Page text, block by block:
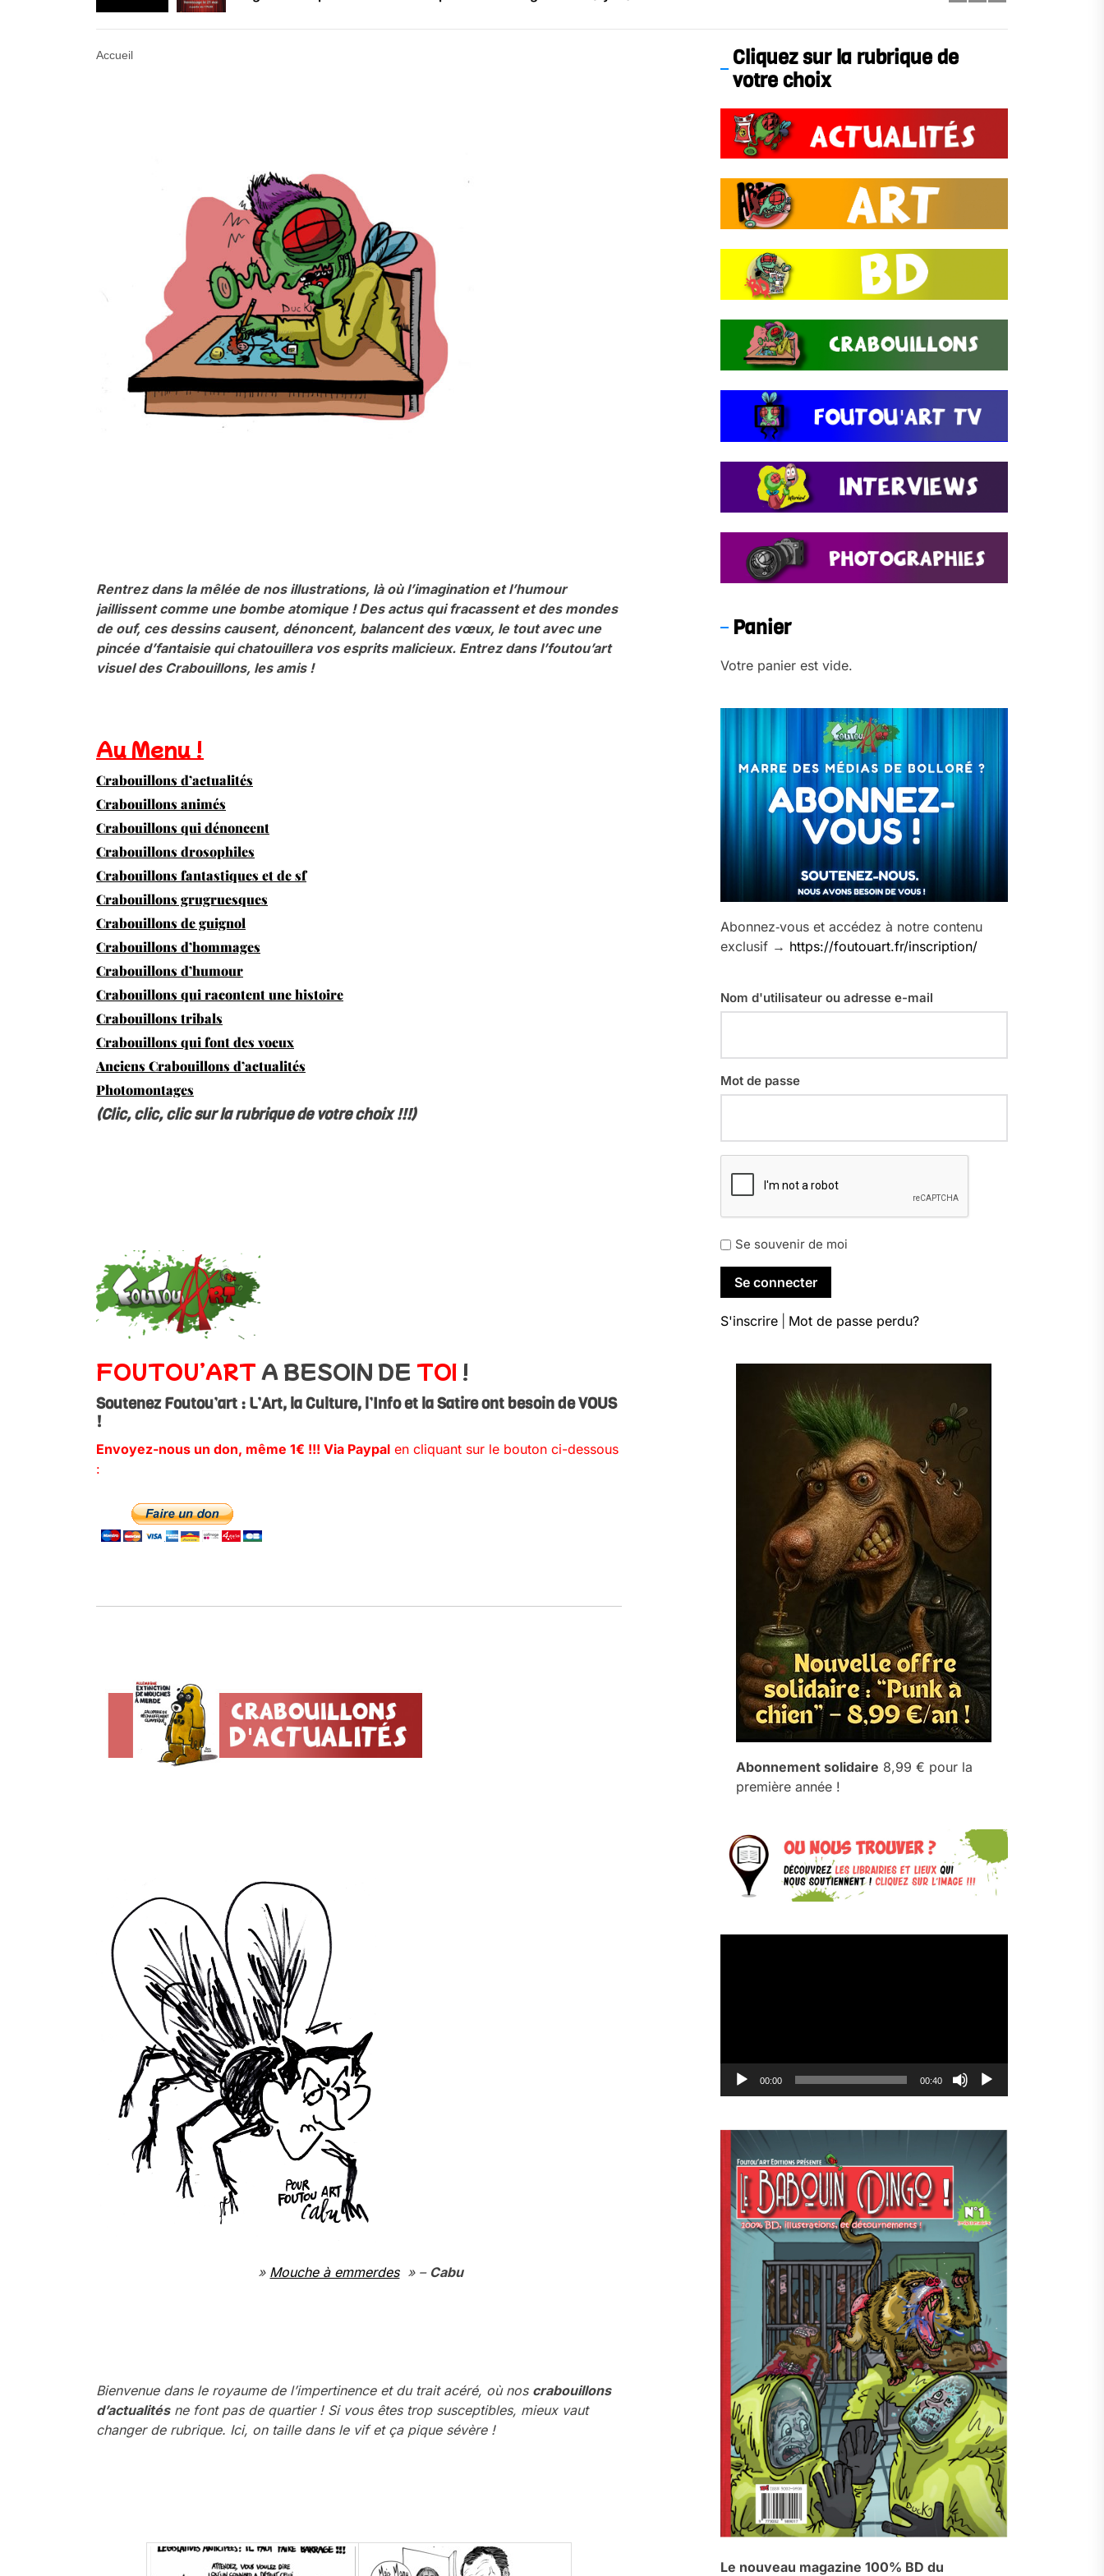
Accueil
Rentrez dans la mêlée de nos illustrations, là où l’imagination et l’humour
jaillissent comme une bombe atomique ! Des actus qui fracassent et des mondes
de ouf, ces dessins causent, dénoncent, balancent des vœux, le tout avec une
pincée d’fantaisie qui chatouillera vos esprits malicieux. Entrez dans l’foutou’art
visuel des Crabouillons, les amis !
Au Menu !
Crabouillons d’actualités
Crabouillons animés
Crabouillons qui dénoncent
Crabouillons drosophiles
Crabouillons fantastiques et de sf
Crabouillons grugruesques
Crabouillons de guignol
Crabouillons d’hommages
Crabouillons d’humour
Crabouillons qui racontent une histoire
Crabouillons tribals
Crabouillons qui font des voeux
Anciens Crabouillons d’actualités
Photomontages
(Clic, clic, clic sur la rubrique de votre choix !!!)
FOUTOU’ART A BESOIN DE TOI !
Soutenez Foutou’art : L’Art, la Culture, l’Info et la Satire ont besoin de VOUS
!
Envoyez-nous un don, même 1€ !!! Via Paypal en cliquant sur le bouton ci-dessous
:
» Mouche à emmerdes» – Cabu
Bienvenue dans le royaume de l’impertinence et du trait acéré, où nos crabouillons
d’actualitésne font pas de quartier ! Si vous êtes trop susceptibles, mieux vaut
changer de rubrique. Ici, on taille dans le vif et ça pique sévère !
Cliquez sur la rubrique de
votre choix
Panier
Votre panier est vide.
Abonnez‑vous et accédez à notre contenu
exclusif → https://foutouart.fr/inscription/
Nom d'utilisateur ou adresse e-mail
Mot de passe
Se souvenir de moi
S'inscrire Mot de passe perdu?
Abonnement solidaire 8,99 € pour la
première année !
00:00 00:40
Le nouveau magazine 100% BD du